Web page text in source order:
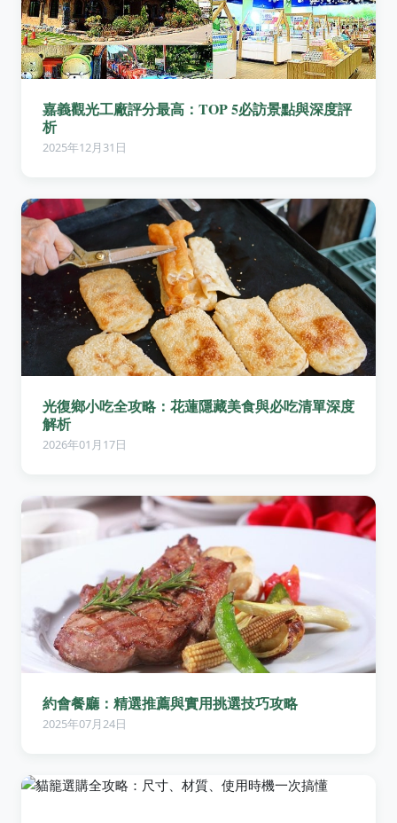
嘉義觀光工廠評分最高：TOP 5必訪景點與深度評
析
2025年12月31日
光復鄉小吃全攻略：花蓮隱藏美食與必吃清單深度
解析
2026年01月17日
約會餐廳：精選推薦與實用挑選技巧攻略
2025年07月24日